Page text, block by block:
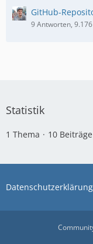
GitHub-
9 Antworten,
Statistik
1 Thema 10
Datenschutzerklärung